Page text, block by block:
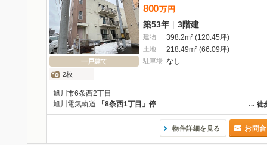
一戸建て
2枚
800万 円
築53年 | 3階建
建物 398.2m² (120.45坪)
土地 218.49m² (66.09坪)
駐車場 なし
旭川市6条西2丁目
… 徒
旭川電気軌道 「8条西1丁目」停
物件詳細を見る お問